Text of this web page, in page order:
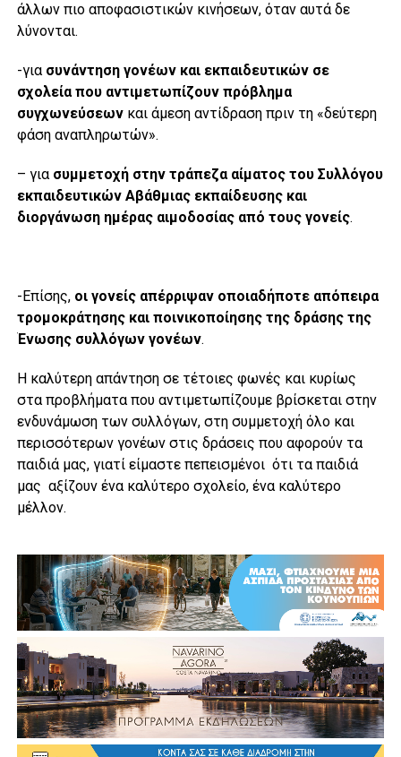
άλλων πιο αποφασιστικών κινήσεων, όταν αυτά δε
λύνονται.
-για συνάντηση γονέων και εκπαιδευτικών σε
σχολεία που αντιμετωπίζουν πρόβλημα
συγχωνεύσεωνκαι άμεση αντίδραση πριν τη «δεύτερη
φάση αναπληρωτών».
– για συμμετοχή στην τράπεζα αίματος του Συλλόγου
εκπαιδευτικών Αβάθμιας εκπαίδευσης και
διοργάνωση ημέρας αιμοδοσίας από τους γονείς.
-Επίσης, οι γονείς απέρριψαν οποιαδήποτε απόπειρα
τρομοκράτησης και ποινικοποίησης της δράσης της
Ένωσης συλλόγων γονέων.
Η καλύτερη απάντηση σε τέτοιες φωνές και κυρίως
στα προβλήματα που αντιμετωπίζουμε βρίσκεται στην
ενδυνάμωση των συλλόγων, στη συμμετοχή όλο και
περισσότερων γονέων στις δράσεις που αφορούν τα
παιδιά μας, γιατί είμαστε πεπεισμένοι ότι τα παιδιά
μας αξίζουν ένα καλύτερο σχολείο, ένα καλύτερο
μέλλον.